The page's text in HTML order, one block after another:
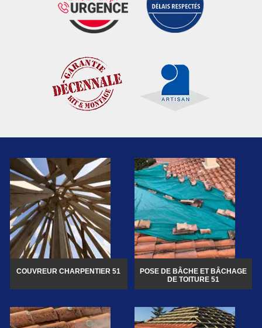
COUVREUR CHARPENTIER 51
POSE DE BÂCHE ET BÂCHAGE
DE TOITURE 51